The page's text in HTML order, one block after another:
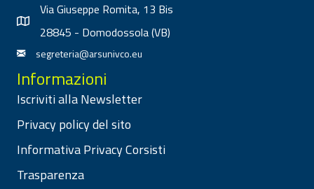
Via Giuseppe Romita, 13 Bis
28845 - Domodossola (VB)
segreteria@arsunivco.eu
Informazioni
Iscriviti alla Newsletter
Privacy policy del sito
Informativa Privacy Corsisti
Trasparenza